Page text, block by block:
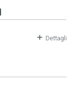
Dettagli